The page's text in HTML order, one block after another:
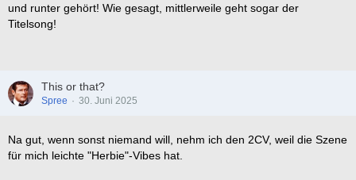
und runter gehört! Wie gesagt, mittlerweile geht sogar der
Titelsong!
This or that?
Spree 30. Juni 2025
Na gut, wenn sonst niemand will, nehm ich den 2CV, weil die Szene
für mich leichte "Herbie"-Vibes hat.